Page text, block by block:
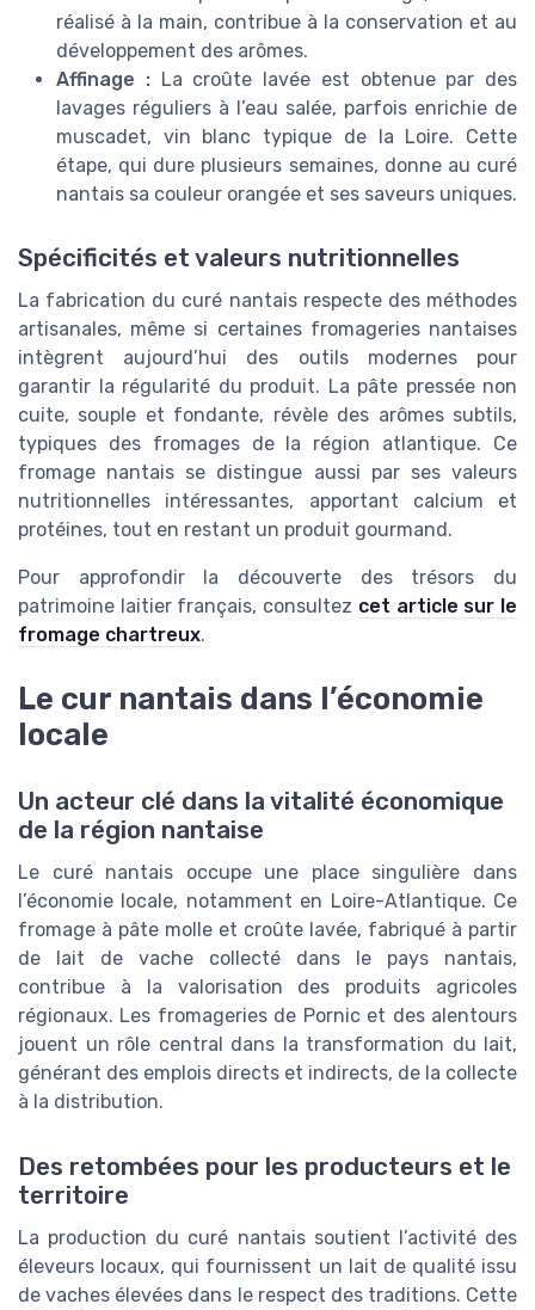
réalisé à la main, contribue à la conservation et au
développement des arômes.
Affinage :La croûte lavée est obtenue par des
lavages réguliers à l’eau salée, parfois enrichie de
muscadet, vin blanc typique de la Loire. Cette
étape, qui dure plusieurs semaines, donne au curé
nantais sa couleur orangée et ses saveurs uniques.
Spécificités et valeurs nutritionnelles
La fabrication du curé nantais respecte des méthodes
artisanales, même si certaines fromageries nantaises
intègrent aujourd’hui des outils modernes pour
garantir la régularité du produit. La pâte pressée non
cuite, souple et fondante, révèle des arômes subtils,
typiques des fromages de la région atlantique. Ce
fromage nantais se distingue aussi par ses valeurs
nutritionnelles intéressantes, apportant calcium et
protéines, tout en restant un produit gourmand.
Pour approfondir la découverte des trésors du
patrimoine laitier français, consultez cet article sur le
fromage chartreux.
Le cur nantais dans l’économie
locale
Un acteur clé dans la vitalité économique
de la région nantaise
Le curé nantais occupe une place singulière dans
l’économie locale, notamment en Loire-Atlantique. Ce
fromage à pâte molle et croûte lavée, fabriqué à partir
de lait de vache collecté dans le pays nantais,
contribue à la valorisation des produits agricoles
régionaux. Les fromageries de Pornic et des alentours
jouent un rôle central dans la transformation du lait,
générant des emplois directs et indirects, de la collecte
à la distribution.
Des retombées pour les producteurs et le
territoire
La production du curé nantais soutient l’activité des
éleveurs locaux, qui fournissent un lait de qualité issu
de vaches élevées dans le respect des traditions. Cette